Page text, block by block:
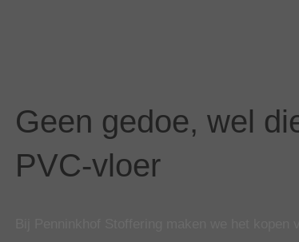
Geen gedoe, wel
PVC-vloer